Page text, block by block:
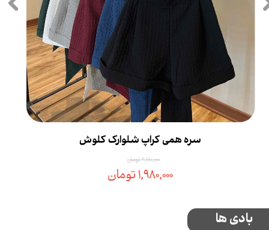
سره همی کراپ شلوارک کلوش
۲,۱۸۰,۰۰۰ تومان
۱,۹۸۰,۰۰۰ تومان
بادی ها